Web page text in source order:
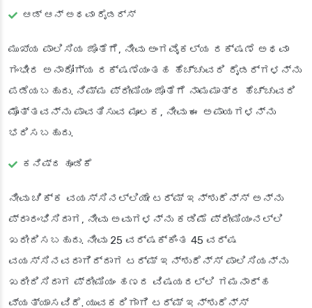
ಆಡ್ ಆನ್ ಅಥವಾ ರೈಡರ್ಸ್
ಮುಖ್ಯ ಪಾಲಿಸಿಯ ಜೊತೆಗೆ, ನೀವು ಅಂಗವೈಕಲ್ಯ ರಕ್ಷಣೆ ಅಥವಾ
ಗಂಭೀರ ಅನಾರೋಗ್ಯ ರಕ್ಷಣೆಯಂತಹ ಹೆಚ್ಚುವರಿ ರೈಡರ್‌ಗಳನ್ನು
ಪಡೆಯಬಹುದು. ನಿಮ್ಮ ಪ್ರೀಮಿಯಂ ಜೊತೆಗೆ ನಾಮಮಾತ್ರ ಹೆಚ್ಚುವರಿ
ಮೊತ್ತವನ್ನು ಪಾವತಿಸುವ ಮೂಲಕ, ನೀವು ಈ ಅಪಾಯಗಳನ್ನು
ಭರಿಸಬಹುದು.
ಕನಿಷ್ಠ ಹೂಡಿಕೆ
ನೀವು ಚಿಕ್ಕ ವಯಸ್ಸಿನಲ್ಲಿಯೇ ಟರ್ಮ್ ಇನ್ಶುರೆನ್ಸ್ ಅನ್ನು
ಪ್ರಾರಂಭಿಸಿದಾಗ, ನೀವು ಅವುಗಳನ್ನು ಕಡಿಮೆ ಪ್ರೀಮಿಯಂನಲ್ಲಿ
ಖರೀದಿಸಬಹುದು. ನೀವು 25 ವರ್ಷಕ್ಕಿಂತ 45 ವರ್ಷ
ವಯಸ್ಸಿನವರಾಗಿದ್ದಾಗ ಟರ್ಮ್ ಇನ್ಶುರೆನ್ಸ್ ಪಾಲಿಸಿಯನ್ನು
ಖರೀದಿಸಿದಾಗ ಪ್ರೀಮಿಯಂ ಹಣದ ವಿಷಯದಲ್ಲಿ ಗಮನಾರ್ಹ
ವ್ಯತ್ಯಾಸವಿದೆ. ಯುವಕರಿಗಾಗಿ ಟರ್ಮ್ ಇನ್ಶುರೆನ್ಸ್